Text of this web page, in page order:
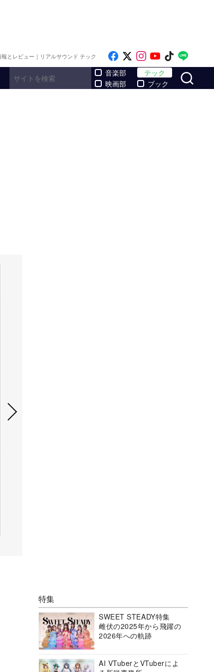
とレビュー｜リアルサウンド テック Like on Facebook
Follow on x
Follow on
Follow on
Follow
音楽部
映画部
テック
ブック
特集
SWEET STEADY特集
雌伏の2025年から飛躍の
2026年への軌跡
AI VTuberとVTuberによ